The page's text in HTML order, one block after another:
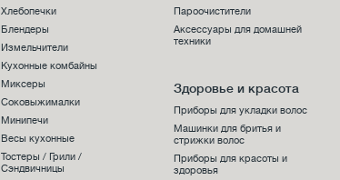
Хлебопечки
Блендеры
Измельчители
Кухонные комбайны
Миксеры
Соковыжималки
Минипечи
Весы кухонные
Тостеры / Грили /
Сэндвичницы
Пароочистители
Аксессуары для домашней
техники
Здоровье и красота
Приборы для укладки волос
Машинки для бритья и
стрижки волос
Приборы для красоты и
здоровья